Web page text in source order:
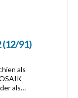
(12/91)
als
als